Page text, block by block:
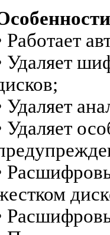
Работает
Удаляет
Удаляет
Удаляет